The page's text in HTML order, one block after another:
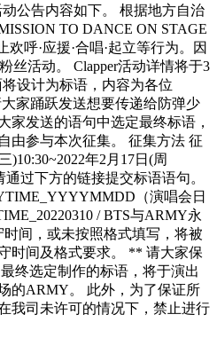
公告内容如下。 根据地方自治
TO DANCE ON STAGE
呼·应援·合唱·起立等行为。因
丝活动。 Clapper活动详情将于3
设计为标语，内容为各位
家踊跃发送想要传递给防弹少
家发送的语句中选定最终标语，
由参与本次征集。 征集方法 征
)10:30~2022年2月17日(周
通过下方的链接提交标语语句。
（演唱会日
/ BTS与ARMY永
间，或未按照格式填写，将被
时间及格式要求。 ** 请大家保
终选定制作的标语，将于演出
的ARMY。 此外，为了保证所
我司未许可的情况下，禁止进行